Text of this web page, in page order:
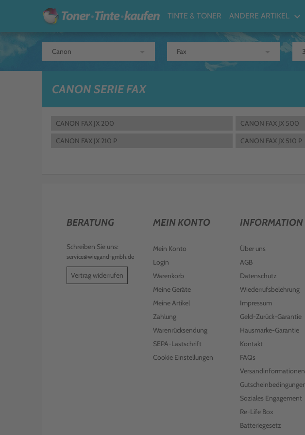
TINTE & TONER ANDERE ARTIKEL keyboard_arrow_down
CANON SERIE FAX
CANON FAX JX 200
CANON FAX JX 210 P
CANON FAX JX 500
CANON FAX JX 510 P
BERATUNG
Schreiben Sie uns:
service@wiegand-gmbh.de
Vertrag widerrufen
MEIN KONTO
Mein Konto
Login
Warenkorb
Meine Geräte
Meine Artikel
Zahlung
Warenrücksendung
SEPA-Lastschrift
Cookie Einstellungen
INFORMATION
Über uns
AGB
Datenschutz
Wiederrufsbelehrung
Impressum
Geld-Zurück-Garantie
Hausmarke-Garantie
Kontakt
FAQs
Versandinformationen
Soziales Engagement
Re-Life Box
Batteriegesetz